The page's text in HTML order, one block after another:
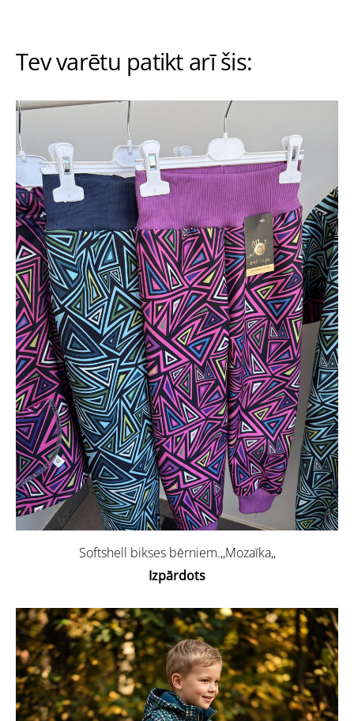
Tev varētu patikt arī šis:
Softshell bikses bērniem.,,Mozaīka,,
Izpārdots